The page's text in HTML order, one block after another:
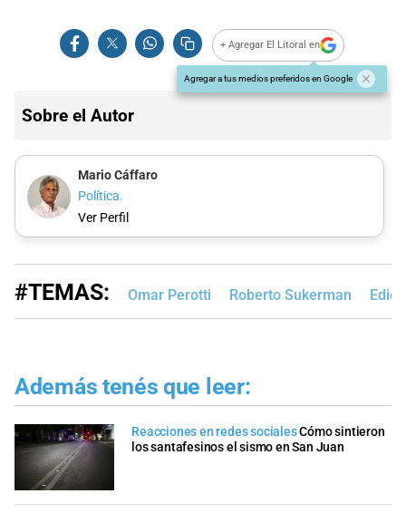
+ Agregar El Litoral en
Agregar a tus medios preferidos en Google
Sobre el Autor
Mario Cáffaro
Política.
Ver Perfil
#TEMAS: Omar Perotti Roberto Sukerman
Además tenés que leer:
Reacciones en redes socialesCómo sintieron
los santafesinos el sismo en San Juan